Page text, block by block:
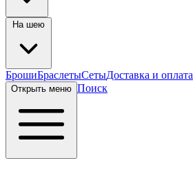
БрошиБраслетыСетыДоставка и оплата
Открыть меню Поиск